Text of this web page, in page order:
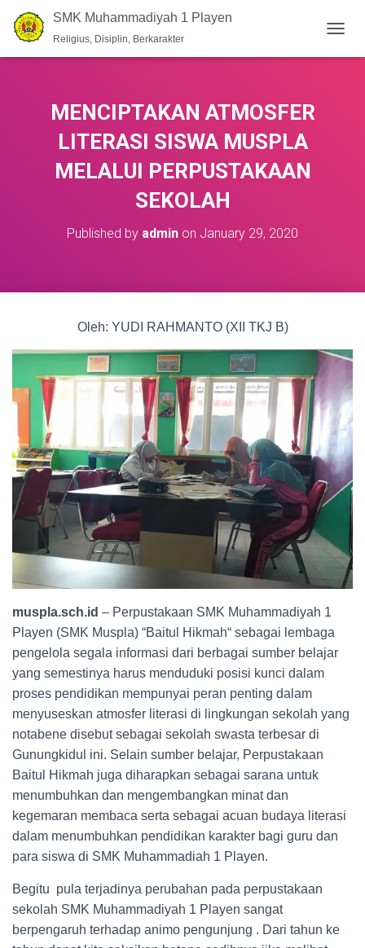
SMK Muhammadiyah 1 Playen
Religius, Disiplin, Berkarakter
O
MENCIPTAKAN ATMOSFER
LITERASI SISWA MUSPLA
MELALUI PERPUSTAKAAN
SEKOLAH
Published by admin on January 29, 2020
Oleh: YUDI RAHMANTO (XII TKJ B)
muspla.sch.id – Perpustakaan SMK Muhammadiyah 1
Playen (SMK Muspla) “Baitul Hikmah“ sebagai lembaga
pengelola segala informasi dari berbagai sumber belajar
yang semestinya harus menduduki posisi kunci dalam
proses pendidikan mempunyai peran penting dalam
menyuseskan atmosfer literasi di lingkungan sekolah yang
notabene disebut sebagai sekolah swasta terbesar di
Gunungkidul ini. Selain sumber belajar, Perpustakaan
Baitul Hikmah juga diharapkan sebagai sarana untuk
menumbuhkan dan mengembangkan minat dan
kegemaran membaca serta sebagai acuan budaya literasi
dalam menumbuhkan pendidikan karakter bagi guru dan
para siswa di SMK Muhammadiah 1 Playen.
Begitu pula terjadinya perubahan pada perpustakaan
sekolah SMK Muhammadiyah 1 Playen sangat
berpengaruh terhadap animo pengunjung . Dari tahun ke